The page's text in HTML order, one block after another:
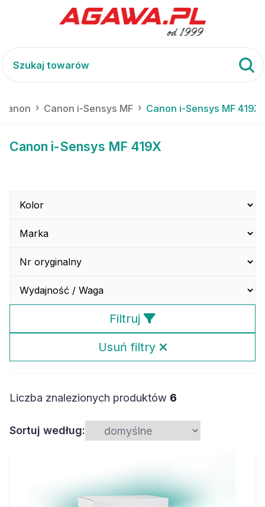
Canon Canon i-Sensys MF Canon i-Sensys MF 419X
Canon i-Sensys MF 419X
Filtruj
Usuń filtry
Liczba znalezionych produktów 6
Sortuj według: